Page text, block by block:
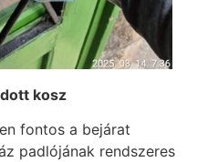
kosz
fontos a bejárat
padlójának rendszeres